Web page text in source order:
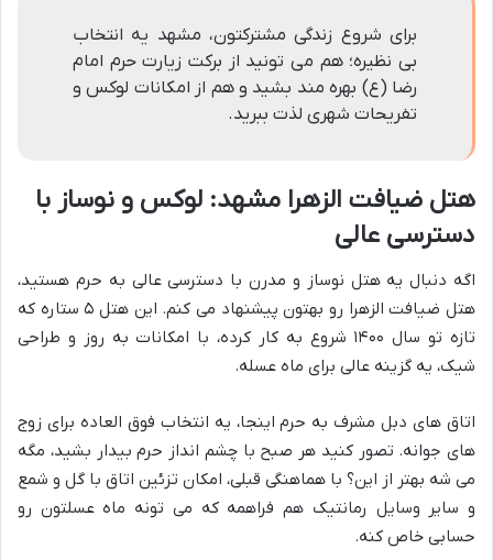
برای شروع زندگی مشترکتون، مشهد یه انتخاب
بی نظیره؛ هم می تونید از برکت زیارت حرم امام
رضا (ع) بهره مند بشید و هم از امکانات لوکس و
تفریحات شهری لذت ببرید.
هتل ضیافت الزهرا مشهد: لوکس و نوساز با
دسترسی عالی
اگه دنبال یه هتل نوساز و مدرن با دسترسی عالی به حرم هستید،
هتل ضیافت الزهرا رو بهتون پیشنهاد می کنم. این هتل ۵ ستاره که
تازه تو سال ۱۴۰۰ شروع به کار کرده، با امکانات به روز و طراحی
شیک، یه گزینه عالی برای ماه عسله.
اتاق های دبل مشرف به حرم اینجا، یه انتخاب فوق العاده برای زوج
های جوانه. تصور کنید هر صبح با چشم انداز حرم بیدار بشید، مگه
می شه بهتر از این؟ با هماهنگی قبلی، امکان تزئین اتاق با گل و شمع
و سایر وسایل رمانتیک هم فراهمه که می تونه ماه عسلتون رو
حسابی خاص کنه.